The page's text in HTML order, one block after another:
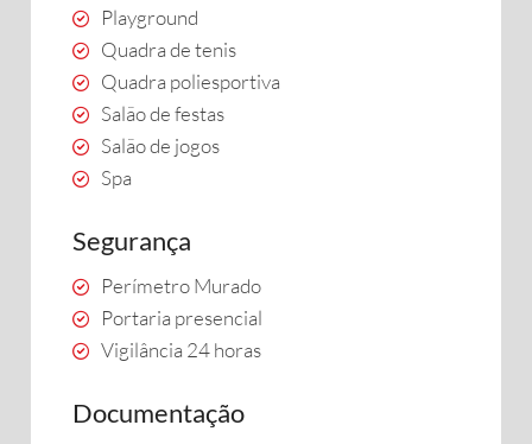
Playground
Quadra de tenis
Quadra poliesportiva
Salão de festas
Salão de jogos
Spa
Segurança
Perímetro Murado
Portaria presencial
Vigilância 24 horas
Documentação